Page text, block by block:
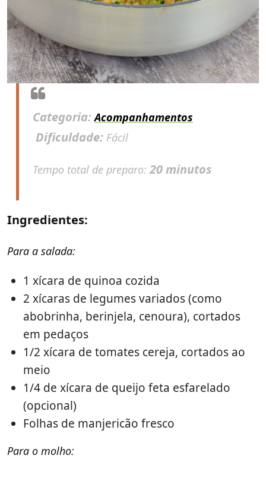
Categoria:Acompanhamentos
Dificuldade: Fácil
Tempo total de preparo: 20 minutos
Ingredientes:
Para a salada:
1 xícara de quinoa cozida
2 xícaras de legumes variados (como
abobrinha, berinjela, cenoura), cortados
em pedaços
1/2 xícara de tomates cereja, cortados ao
meio
1/4 de xícara de queijo feta esfarelado
(opcional)
Folhas de manjericão fresco
Para o molho: